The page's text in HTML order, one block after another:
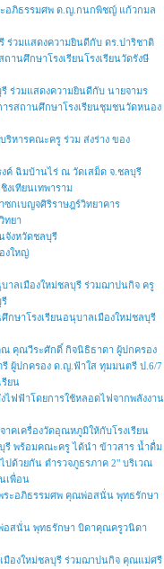
ะอภิธรรมศพ ด.ญ.กนกพิชญ์ แก้วกมล
ร่วมแสดงความยินดีกับ ดร.ปาริชาติ
านศึกษาโรงเรียนโรงเรียนวัดรังษี
ร่วมแสดงความยินดีกับ นายจามร
ารสถานศึกษาโรงเรียนชุมชนวัดหนอง
ริหารคณะครู ร่วม ส่งร่าง ของ
ค์ ฉิมบ้านไร่ ณ วัดเสม็ด จ.ชลบุรี
งเทียนเทพาราม
ซกเบญจศิริราษฎร์วิทยาคาร
ทยา
จังหวัดชลบุรี
งใหญ่
าลเมืองใหม่ชลบุรี ร่วมฌาปนกิจ ครู
รี
ษาโรงเรียนอนุบาลเมืองใหม่ชลบุรี
ณ คุณวีระศักดิ์ กิจนิธิธาดา ผู้ปกครอง
ผู้ปกครอง ด.ญ.ฟ้าใส ทุมมนตรี ป.6/7
รียน
ไฟฟ้าโดยการใช้หลอดไฟจากพลังงาน
คเครื่องวัดอุณหภูมิให้กับโรงเรียน
บุรี พร้อมคณะครู ได้นำ ข้าวสาร น้ำดื่ม
ปด้วยกัน ตำรวจภูธรภาค 2" บริเวณ
เพื่อน
ระอภิธรรมศพ คุณพ่อสนั่น พุทธรักษา
อสนั่น พุทธรักษา บิดาคุณครูวนิดา
มืองใหม่ชลบุรี ร่วมฌาปนกิจ คุณแม่ศรี